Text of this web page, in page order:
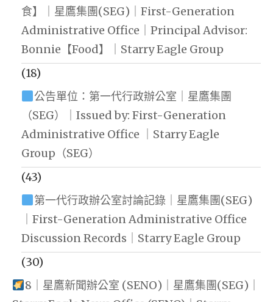
食】｜星鷹集團(SEG)｜First-Generation
Administrative Office｜Principal Advisor:
Bonnie【Food】｜Starry Eagle Group
(18)
公告單位：第一代行政辦公室｜星鷹集團
（SEG）｜Issued by: First-Generation
Administrative Office ｜Starry Eagle
Group（SEG）
(43)
第一代行政辦公室討論記錄｜星鷹集團(SEG)
｜First-Generation Administrative Office
Discussion Records｜Starry Eagle Group
(30)
8｜星鷹新聞辦公室 (SENO)｜星鷹集團(SEG)｜